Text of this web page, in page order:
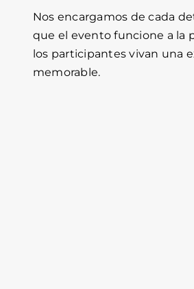
Nos encargamos de cada
que el evento funcione a la
los participantes vivan una
memorable.